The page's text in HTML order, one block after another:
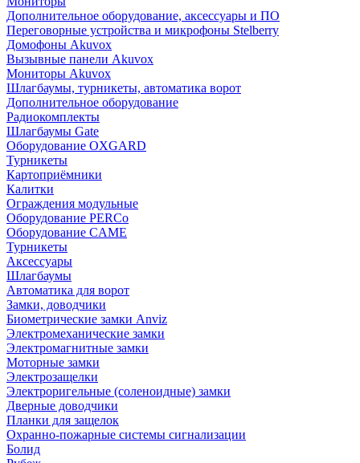
Дополнительное оборудование, аксессуары и ПО
Переговорные устройства и микрофоны Stelberry
Домофоны Akuvox
Вызывные панели Akuvox
Мониторы Akuvox
Шлагбаумы, турникеты, автоматика ворот
Дополнительное оборудование
Радиокомплекты
Шлагбаумы Gate
Оборудование OXGARD
Турникеты
Картоприёмники
Калитки
Ограждения модульные
Оборудование PERCo
Оборудование CAME
Турникеты
Аксессуары
Шлагбаумы
Автоматика для ворот
Замки, доводчики
Биометрические замки Anviz
Электромеханические замки
Электромагнитные замки
Моторные замки
Электрозащелки
Электроригельные (cоленоидные) замки
Дверные доводчики
Планки для защелок
Охранно-пожарные системы сигнализации
Болид